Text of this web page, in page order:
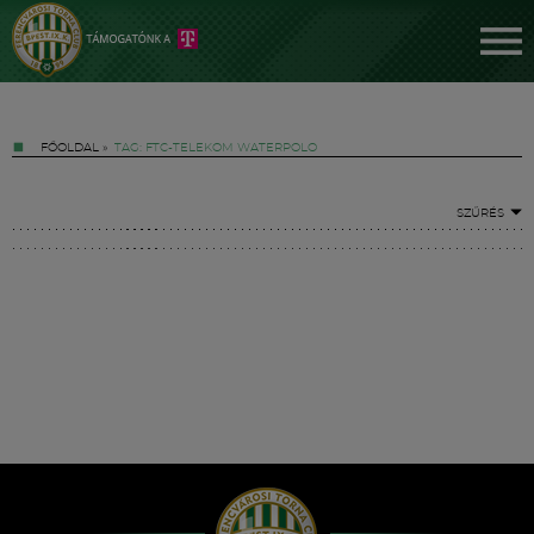
FŐOLDAL » TAG: FTC-TELEKOM WATERPOLO
SZŰRÉS
Hírek